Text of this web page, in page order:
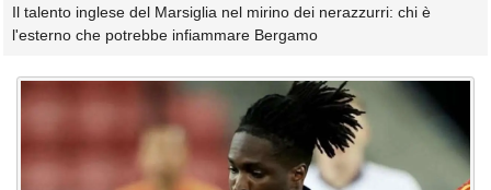
Il talento inglese del Marsiglia nel mirino dei nerazzurri: chi è
l'esterno che potrebbe infiammare Bergamo